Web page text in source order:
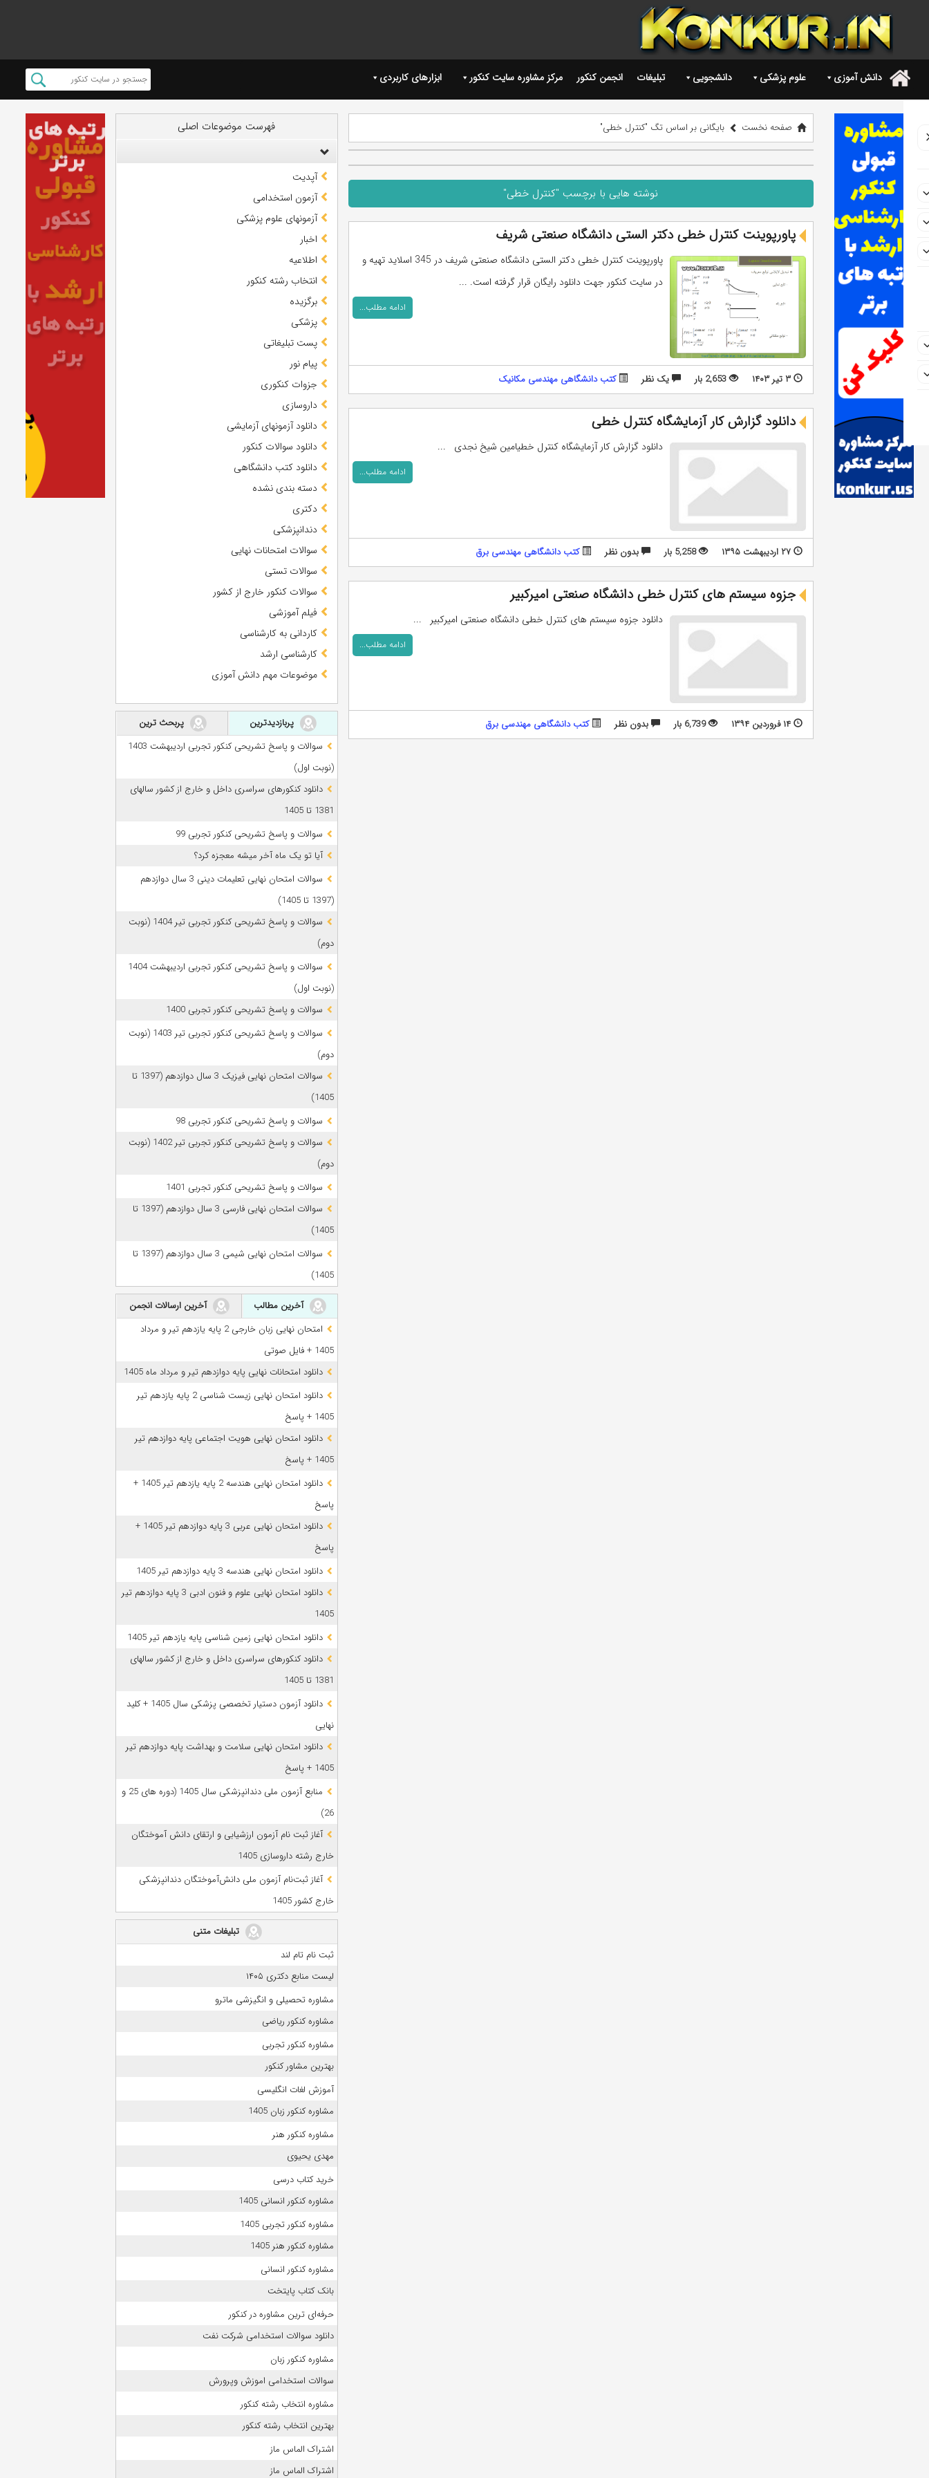
. دانش آموزی علوم پزشکی دانشجویی تبلیغات انجمن کنکور مرکز مشاوره سایت کنکور ابزارهای کاربردی
صفحه نخست بایگانی بر اساس تگ "کنترل خطی"
نوشته هایی با برچسب "کنترل خطی"
پاورپوینت کنترل خطی دکتر الستی دانشگاه صنعتی شریف
پاورپوینت کنترل خطی دکتر الستی دانشگاه صنعتی شریف در 345 اسلاید تهیه و
در سایت کنکور جهت دانلود رایگان قرار گرفته است. ...
ادامه مطلب...
۳ تیر ۱۴۰۳ 2,653 بار يک نظر کتب دانشگاهی مهندسی مکانیک
دانلود گزارش کار آزمایشگاه کنترل خطی
دانلود گزارش کار آزمایشگاه کنترل خطیامین شیخ نجدی ...
ادامه مطلب...
۲۷ اردیبهشت ۱۳۹۵ 5,258 بار بدون نظر کتب دانشگاهی مهندسی برق
جزوه سیستم های کنترل خطی دانشگاه صنعتی امیرکبیر
دانلود جزوه سیستم های کنترل خطی دانشگاه صنعتی امیرکبیر ...
ادامه مطلب...
۱۴ فروردین ۱۳۹۴ 6,739 بار بدون نظر کتب دانشگاهی مهندسی برق
فهرست موضوعات اصلی
آپدیت
آزمون استخدامی
آزمونهای علوم پزشکی
اخبار
اطلاعیه
انتخاب رشته کنکور
برگزیده
پزشکی
پست تبلیغاتی
پیام نور
جزوات کنکوری
داروسازی
دانلود آزمونهای آزمایشی
دانلود سوالات کنکور
دانلود کتب دانشگاهی
دسته بندی نشده
دکتری
دندانپزشکی
سوالات امتحانات نهایی
سوالات تستی
سوالات کنکور خارج از کشور
فیلم آموزشی
کاردانی به کارشناسی
کارشناسی ارشد
موضوعات مهم دانش آموزی
پربازدیدترین
پربحث ترین
سوالات و پاسخ تشریحی کنکور تجربی اردیبهشت 1403
(نوبت اول)
دانلود کنکورهای سراسری داخل و خارج از کشور سالهای
1381 تا 1405
سوالات و پاسخ تشریحی کنکور تجربی 99
آیا تو یک ماه آخر میشه معجزه کرد؟
سوالات امتحان نهایی تعلیمات دینی 3 سال دوازدهم
(1397 تا 1405)
سوالات و پاسخ تشریحی کنکور تجربی تیر 1404 (نوبت
دوم)
سوالات و پاسخ تشریحی کنکور تجربی اردیبهشت 1404
(نوبت اول)
سوالات و پاسخ تشریحی کنکور تجربی 1400
سوالات و پاسخ تشریحی کنکور تجربی تیر 1403 (نوبت
دوم)
سوالات امتحان نهایی فیزیک 3 سال دوازدهم (1397 تا
1405)
سوالات و پاسخ تشریحی کنکور تجربی 98
سوالات و پاسخ تشریحی کنکور تجربی تیر 1402 (نوبت
دوم)
سوالات و پاسخ تشریحی کنکور تجربی 1401
سوالات امتحان نهایی فارسی 3 سال دوازدهم (1397 تا
1405)
سوالات امتحان نهایی شیمی 3 سال دوازدهم (1397 تا
1405)
آخرین مطالب
آخرین ارسالات انجمن
امتحان نهایی زبان خارجی 2 پایه یازدهم تیر و مرداد
1405 + فایل صوتی
دانلود امتحانات نهایی پایه دوازدهم تیر و مرداد ماه 1405
دانلود امتحان نهایی زیست شناسی 2 پایه یازدهم تیر
1405 + پاسخ
دانلود امتحان نهایی هویت اجتماعی پایه دوازدهم تیر
1405 + پاسخ
دانلود امتحان نهایی هندسه 2 پایه یازدهم تیر 1405 +
پاسخ
دانلود امتحان نهایی عربی 3 پایه دوازدهم تیر 1405 +
پاسخ
دانلود امتحان نهایی هندسه 3 پایه دوازدهم تیر 1405
دانلود امتحان نهایی علوم و فنون ادبی 3 پایه دوازدهم تیر
1405
دانلود امتحان نهایی زمین شناسی پایه یازدهم تیر 1405
دانلود کنکورهای سراسری داخل و خارج از کشور سالهای
1381 تا 1405
دانلود آزمون دستیار تخصصی پزشکی سال 1405 + کلید
نهایی
دانلود امتحان نهایی سلامت و بهداشت پایه دوازدهم تیر
1405 + پاسخ
ﻣﻨﺎﺑﻊ آزﻣﻮن ﻣﻠﯽ دندانپزشکی سال 1405 (دوره های 25 و
26)
آغاز ثبت نام آزمون‌ ارزشیابی و ارتقای دانش آموختگان
خارج رشته داروسازی 1405
آغاز ثبت‌نام آزمون ملی دانش‌آموختگان دندانپزشکی
خارج کشور 1405
تبلیغات متنی
ثبت نام تام لند
لیست منابع دکتری ۱۴۰۵
مشاوره تحصیلی و انگیزشی ماترو
مشاوره کنکور ریاضی
مشاوره کنکور تجربی
بهترین مشاور کنکور
آموزش لغات انگلیسی
مشاوره کنکور زبان 1405
مشاوره کنکور هنر
مهدی یحیوی
خرید کتاب درسی
مشاوره کنکور انسانی 1405
مشاوره کنکور تجربی 1405
مشاوره کنکور هنر 1405
مشاوره کنکور انسانی
بانک کتاب پایتخت
حرفه‌ای ترین مشاوره در کنکور
دانلود سوالات استخدامی شرکت نفت
مشاوره کنکور زبان
سوالات استخدامی اموزش وپرورش
مشاوره انتخاب رشته کنکور
بهترین انتخاب رشته کنکور
اشتراک الماس ماز
اشتراک الماس ماز